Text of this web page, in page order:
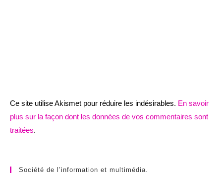
Ce site utilise Akismet pour réduire les indésirables. En savoir
plus sur la façon dont les données de vos commentaires sont
traitées.
Société de l’information et multimédia.